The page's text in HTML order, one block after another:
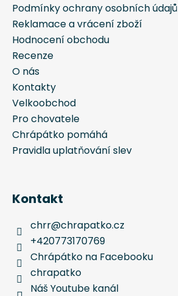
Podmínky ochrany osobních údajů
Reklamace a vrácení zboží
Hodnocení obchodu
Recenze
O nás
Kontakty
Velkoobchod
Pro chovatele
Chrápátko pomáhá
Pravidla uplatňování slev
Kontakt
chrr@chrapatko.cz
+420773170769
Chrápátko na Facebooku
chrapatko
Náš Youtube kanál